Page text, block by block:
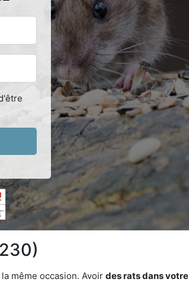
même occasion. Avoir des rats dans votre